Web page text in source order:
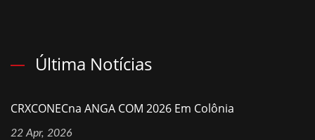
Última Notícias
CRXCONECna ANGA COM 2026 Em Colônia
22 Apr, 2026